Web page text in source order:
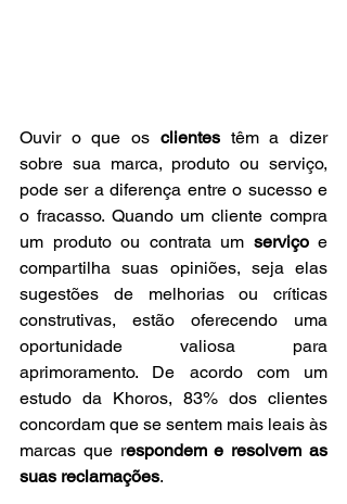
Ouvir o que os clientes têm a dizer
sobre sua marca, produto ou serviço,
pode ser a diferença entre o sucesso e
o fracasso. Quando um cliente compra
um produto ou contrata um serviço e
compartilha suas opiniões, seja elas
sugestões de melhorias ou críticas
construtivas, estão oferecendo uma
oportunidade valiosa para
aprimoramento. De acordo com um
estudo da Khoros, 83% dos clientes
concordam que se sentem mais leais às
marcas que respondem e resolvem as
suas reclamações.